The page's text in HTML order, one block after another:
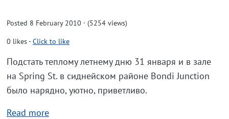
Posted 8 February 2010 · (5254 views)
0 likes-Click to like
Подстать теплому летнему дню 31 января и в зале
на Spring St. в сиднейском районе Bondi Junction
было нарядно, уютно, приветливо.
Read more